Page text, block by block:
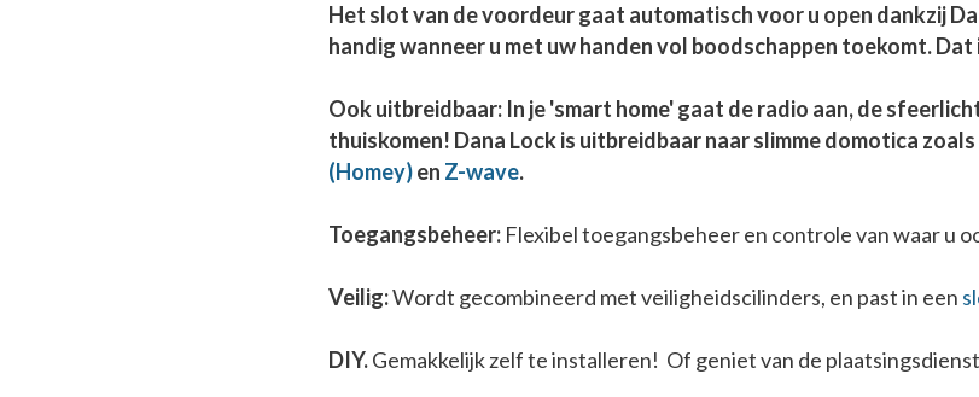
Het slot van de voordeur gaat automatisch voor u open dankzij
handig wanneer u met uw handen vol boodschappen toekomt. Dat
Ook uitbreidbaar: In je 'smart home' gaat de radio aan, de
thuiskomen! Dana Lock is uitbreidbaar naar slimme domotica zoals
(Homey)en Z-wave.
Toegangsbeheer: Flexibel toegangsbeheer en controle van waar u
Veilig:Wordt gecombineerd met veiligheidscilinders, en past in een
DIY.Gemakkelijk zelf te installeren! Of geniet van de